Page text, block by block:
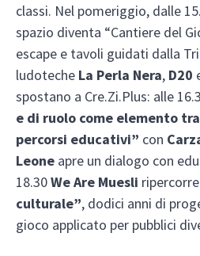
classi. Nel pomeriggio, dalle
spazio diventa “Cantiere del
escape e tavoli guidati dalla
ludoteche La Perla Nera, D20
spostano a Cre.Zi.Plus: alle
e di ruolo come elemento
percorsi educativi” con
Leone apre un dialogo con
18.30We Are Muesli ripercorre
culturale”, dodici anni di
gioco applicato per pubblici